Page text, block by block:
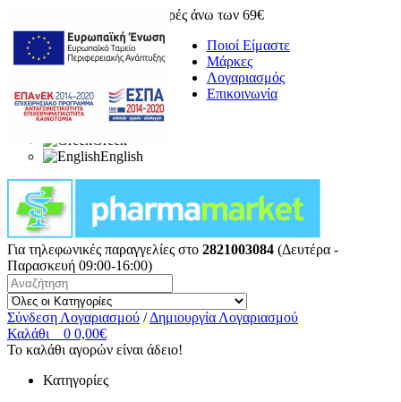
Δωρεάν μεταφορικά για αγορές άνω των 69€
Ποιοί Είμαστε
Μάρκες
Λογαριασμός
Επικοινωνία
Greek
English
Για τηλεφωνικές παραγγελίες στο 2821003084 (Δευτέρα -
Παρασκευή 09:00-16:00)
Σύνδεση Λογαριασμού / Δημιουργία Λογαριασμού
Καλάθι
0 0,00€
Το καλάθι αγορών είναι άδειο!
Κατηγορίες